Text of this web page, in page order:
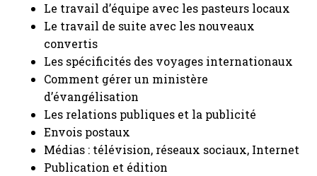
Le travail d’équipe avec les pasteurs locaux
Le travail de suite avec les nouveaux
convertis
Les spécificités des voyages internationaux
Comment gérer un ministère
d’évangélisation
Les relations publiques et la publicité
Envois postaux
Médias : télévision, réseaux sociaux, Internet
Publication et édition